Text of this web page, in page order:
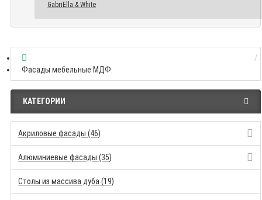
GabriElla & White
Фасады мебельные МДФ
КАТЕГОРИИ
Акриловые фасады (46)
Алюминиевые фасады (35)
Столы из массива дуба (19)